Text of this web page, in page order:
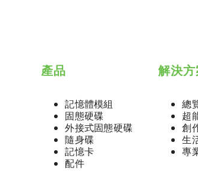
產品
記憶體模組
固態硬碟
外接式固態硬碟
隨身碟
記憶卡
配件
解決
總
超
創
生
專